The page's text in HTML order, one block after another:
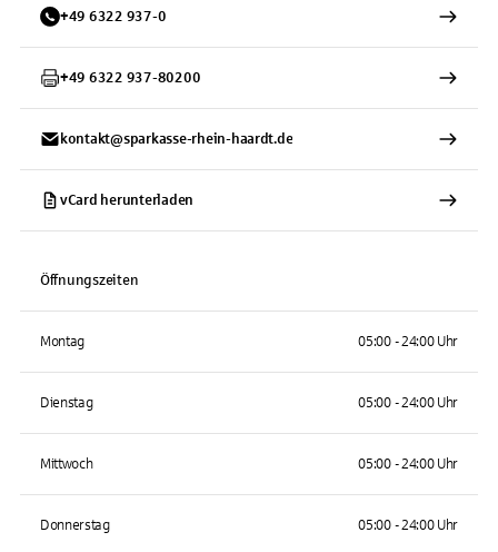
+49 6322 937-0
+49 6322 937-80200
kontakt@sparkasse-rhein-haardt.de
vCard herunterladen
Öffnungszeiten
Montag 05:00 - 24:00 Uhr
Dienstag 05:00 - 24:00 Uhr
Mittwoch 05:00 - 24:00 Uhr
Donnerstag 05:00 - 24:00 Uhr